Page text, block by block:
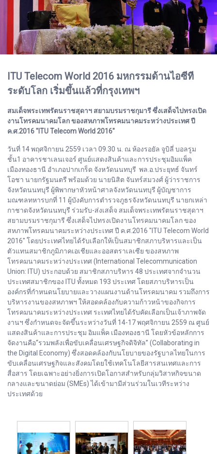
ITU Telecom World 2016 มหกรรมด้านไอซีที
ระดับโลก เริ่มขึ้นแล้วที่กรุงเทพฯ
สมเด็จพระเทพรัตนราชสุดาฯ สยามบรมราชกุมารี ซึ่งเสด็จไปทรงเปิด
งานโทรคมนาคมโลก ของสหภาพโทรคมนาคมระหว่างประเทศ ปี
ค.ศ.2016 "ITU Telecom World 2016"
วันที่ 14 พฤศจิกายน 2559 เวลา 09.30 น. ณ ห้องรอยัล จูบิลี่ บอลรูม
ชั้น1 อาคารชาเลนเจอร์ ศูนย์แสดงสินค้าและการประชุมอิมแพ็ค
เมืองทองธานี อำเภอปากเกร็ด จังหวัดนนทบุรี พล.อ.ประยุทธ์ จันทร์
โอชา นายกรัฐมนตรี พร้อมด้วย นายนิสิต จันทร์สมวงศ์ ผู้ว่าราชการ
จังหวัดนนทบุรี ผู้พิพากษาหัวหน้าศาลจังหวัดนนทบุรี ผู้บัญชาการ
มณฑลทหารบกที่ 11 ผู้บังคับการตำรวจภูธรจังหวัดนนทบุรี นายกเหล่า
กาชาดจังหวัดนนทบุรี ร่วมรับ-ส่งเสด็จ สมเด็จพระเทพรัตนราชสุดาฯ
สยามบรมราชกุมารี ซึ่งเสด็จไปทรงเปิดงานโทรคมนาคมโลก ของ
สหภาพโทรคมนาคมระหว่างประเทศ ปี ค.ศ.2016 "ITU Telecom World
2016" โดยประเทศไทยได้รับเลือกให้เป็นสมาชิกสภาบริหารและเป็น
ตัวแทนสมาชิกภูมิภาคเอเชียและออสตราเลเซีย ของสหภาพ
โทรคมนาคมระหว่างประเทศ (International Telecommunication
Union: ITU) ประกอบด้วย สมาชิกสภาบริหาร 48 ประเทศจากจำนวน
ประเทศสมาชิกของ ITU ทั้งหมด 193 ประเทศ โดยสภาบริหารเป็น
องค์กรที่กำหนดนโยบายและวางแผนงานด้านโทรคมนาคม รวมถึงการ
บริหารงานของสหภาพฯ ให้สอดคล้องกับความก้าวหน้าของกิจการ
โทรคมนาคมระหว่างประเทศ ระเทศไทยได้รับคัดเลือกเป็นเจ้าภาพจัด
งานฯ ซึ่งกำหนดจะจัดขึ้นระหว่างวันที่ 14-17 พฤศจิกายน 2559 ณ ศูนย์
แสดงสินค้าและการประชุม อิมแพ็ค เมืองทองธานี โดยหัวข้อหลักการ
จัดงานคือ“รวมพลังเพื่อขับเคลื่อนเศรษฐกิจดิจิทัล” (Collaborating in
the Digital Economy) ซึ่งสอดคล้องกับนโยบายของรัฐบาลไทยในการ
ขับเคลื่อนเศรษฐกิจและสังคมโดยใช้เทคโนโลยีสารสนเทศและการ
สื่อสาร โดยเฉพาะอย่างยิ่งการเปิดโอกาสสำหรับกลุ่มวิสาหกิจขนาด
กลางและขนาดย่อม (SMEs) ได้เข้ามามีส่วนร่วมในเวทีระหว่าง
ประเทศด้วย